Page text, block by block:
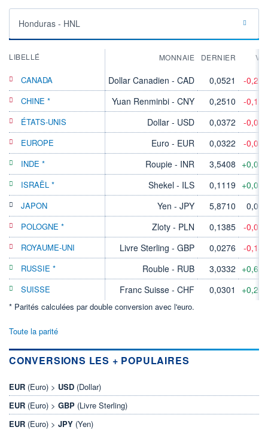
Honduras - HNL
LIBELLÉ MONNAIE DERNIER
CANADA Dollar Canadien - CAD 0,0521 -
CHINE * Yuan Renminbi - CNY 0,2510 -
ÉTATS-UNIS Dollar - USD 0,0372 -
EUROPE Euro - EUR 0,0322 -
INDE * Roupie - INR 3,5408
ISRAËL * Shekel - ILS 0,1119
JAPON Yen - JPY 5,8710
POLOGNE * Zloty - PLN 0,1385 -
ROYAUME-UNI Livre Sterling - GBP 0,0276 -
RUSSIE * Rouble - RUB 3,0332
SUISSE Franc Suisse - CHF 0,0301
* Parités calculées par double conversion avec l'euro.
Toute la parité
CONVERSIONS LES + POPULAIRES
EUR (Euro) > USD (Dollar)
EUR (Euro) > GBP (Livre Sterling)
EUR (Euro) > JPY (Yen)